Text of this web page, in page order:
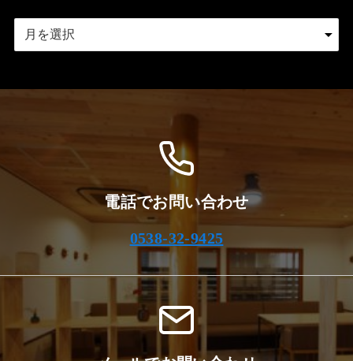
電話でお問い合わせ
0538-32-9425